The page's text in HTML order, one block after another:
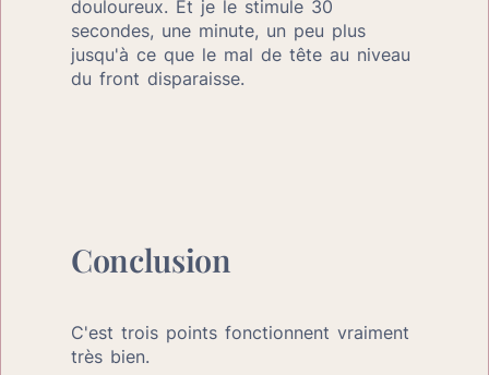
douloureux. Et je le stimule 30
secondes, une minute, un peu plus
jusqu'à ce que le mal de tête au niveau
du front disparaisse.
Conclusion
C'est trois points fonctionnent vraiment
très bien.